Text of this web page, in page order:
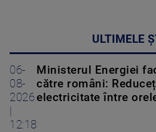
ULTIMELE
06-
08-
2026
|
12:18
Ministerul Energiei
către români:
electricitate între